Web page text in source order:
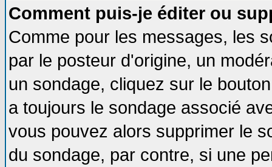
Comment puis-je éditer ou
Comme pour les messages, les
par le posteur d'origine, un
un sondage, cliquez sur le
a toujours le sondage associé
vous pouvez alors supprimer le
du sondage, par contre, si une